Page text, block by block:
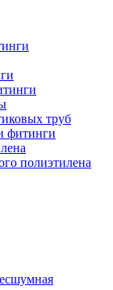
труб
фитинги
полиэтилена